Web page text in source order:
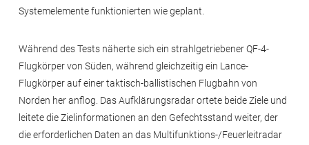
Systemelemente funktionierten wie geplant.
Während des Tests näherte sich ein strahlgetriebener QF-4-
Flugkörper von Süden, während gleichzeitig ein Lance-
Flugkörper auf einer taktisch-ballistischen Flugbahn von
Norden her anflog. Das Aufklärungsradar ortete beide Ziele und
leitete die Zielinformationen an den Gefechtsstand weiter, der
die erforderlichen Daten an das Multifunktions-/Feuerleitradar